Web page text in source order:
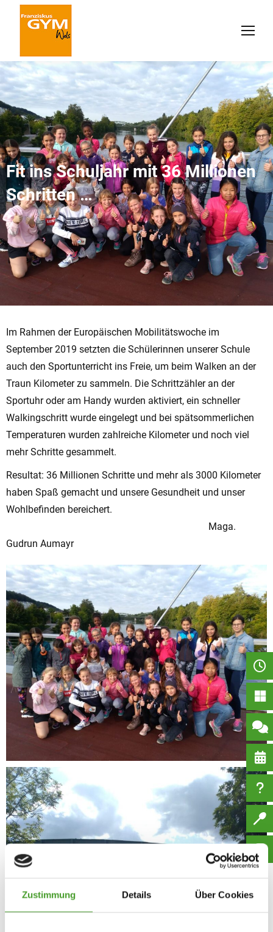
Zustimmung Details Über Cookies
Fit ins Schuljahr mit 36 Millionen
Schritten …
Im Rahmen der Europäischen Mobilitätswoche im
September 2019 setzten die Schülerinnen unserer Schule
auch den Sportunterricht ins Freie, um beim Walken an der
Traun Kilometer zu sammeln. Die Schrittzähler an der
Sportuhr oder am Handy wurden aktiviert, ein schneller
Walkingschritt wurde eingelegt und bei spätsommerlichen
Temperaturen wurden zahlreiche Kilometer und noch viel
mehr Schritte gesammelt.
Resultat: 36 Millionen Schritte und mehr als 3000 Kilometer
haben Spaß gemacht und unsere Gesundheit und unser
Wohlbefinden bereichert.
Maga.
Gudrun Aumayr